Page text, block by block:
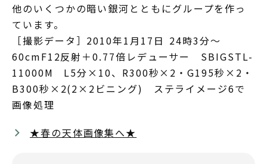
他のいくつかの暗い銀河とともにグループを作っ
ています。
［撮影データ］2010年1月17日 24時3分～
60cmF12反射＋0.77倍レデューサー SBIGSTL-
11000M L5分×10、R300秒×2・G195秒×2・
B300秒×2(2×2ビニング) ステライメージ6で
画像処理
★春の天体画像集へ★